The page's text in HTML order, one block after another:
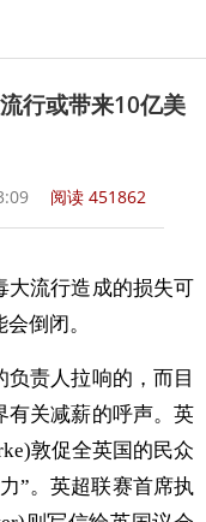
行或带来10亿美
阅读 451862
大流行造成的损失可
倒闭。
责人拉响的，而目
有关减薪的呼声。英
敦促全英国的民众
”。英超联赛首席执